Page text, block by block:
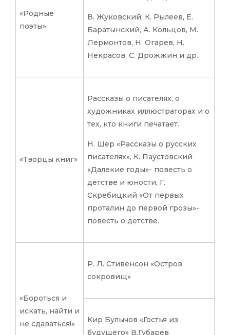
«Родные
поэты».
В. Жуковский, К. Рылеев, Е.
Баратынский, А. Кольцов, М.
Лермонтов, Н. Огарев, Н.
Некрасов, С. Дрожжин и др.
«Творцы книг»
Рассказы о писателях, о
художниках иллюстраторах и о
тех, кто книги печатает.
Н. Шер «Рассказы о русских
писателях», К. Паустовский
«Далекие годы»- повесть о
детстве и юности, Г.
Скребицкий «От первых
проталин до первой грозы»-
повесть о детстве.
«Бороться и
искать, найти и
не сдаваться!»
Р. Л. Стивенсон «Остров
сокровищ»
Кир Булычов «Гостья из
будущего» В.Губарев